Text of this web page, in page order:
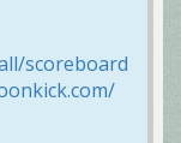
scoreboard